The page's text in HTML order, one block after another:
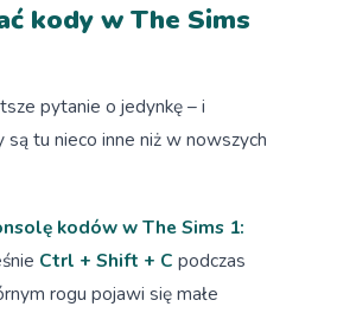
kody w The Sims
pytanie o jedynkę – i
są tu nieco inne niż w nowszych
kodów w The Sims 1:
Ctrl + Shift + C podczas
rogu pojawi się małe